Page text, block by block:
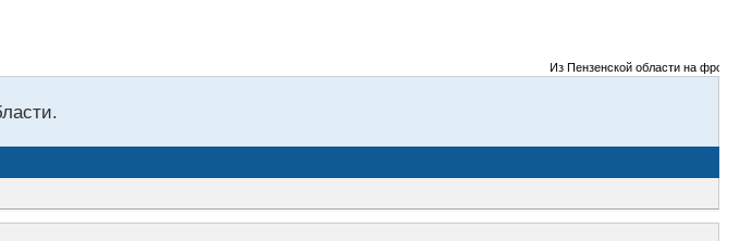
Из Пензенской области на фронты